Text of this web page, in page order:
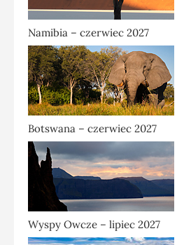
Namibia – czerwiec 2027
Botswana – czerwiec 2027
Wyspy Owcze – lipiec 2027